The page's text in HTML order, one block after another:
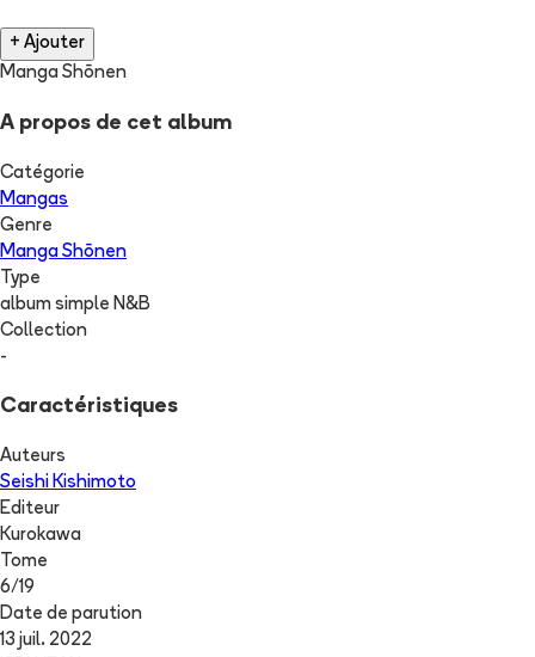
+ Ajouter
Manga Shōnen
A propos de cet album
Catégorie
Mangas
Genre
Manga Shōnen
Type
album simple N&B
Collection
-
Caractéristiques
Auteurs
Seishi Kishimoto
Editeur
Kurokawa
Tome
6/19
Date de parution
13 juil. 2022